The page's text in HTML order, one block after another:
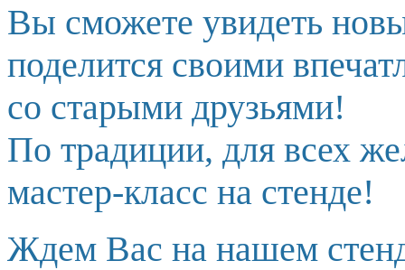
Вы сможете увидеть
поделится своими
со старыми друзьями!
По традиции, для всех
мастер-класс на стенде!
Ждем Вас на нашем